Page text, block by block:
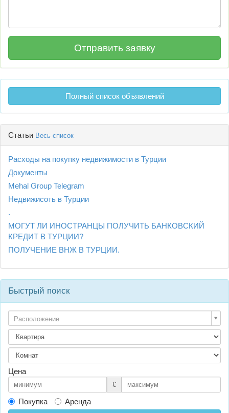
Полный список объявлений
Статьи Весь список
Расходы на покупку недвижимости в Турции
Документы
Mehal Group Telegram
Недвижисоть в Турции
.
МОГУТ ЛИ ИНОСТРАНЦЫ ПОЛУЧИТЬ БАНКОВСКИЙ
КРЕДИТ В ТУРЦИИ?
ПОЛУЧЕНИЕ ВНЖ В ТУРЦИИ.
Быстрый поиск
Расположение
Цена
€
Покупка
Аренда